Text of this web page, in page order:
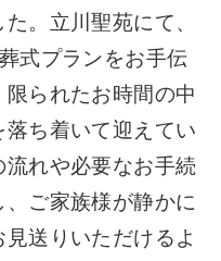
。立川聖苑にて、
式プランをお手伝
られたお時間の中
ち着いて迎えてい
れや必要なお手続
ご家族様が静かに
送りいただけるよ